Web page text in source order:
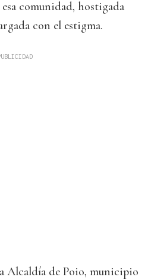
comunidad, hostigada
con el estigma.
Alcaldía de Poio, municipio